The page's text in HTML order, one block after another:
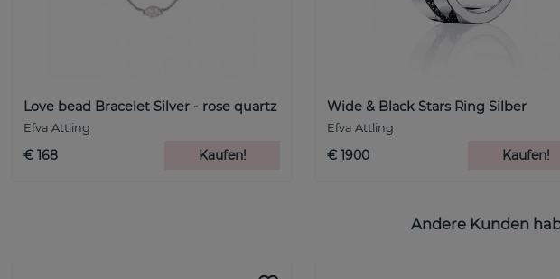
Love bead Bracelet Silver - rose quartz
Efva Attling
€ 168 Kaufen!
Wide & Black Stars Ring Silber
Efva Attling
€ 1900 Kaufen!
Andere Kunden